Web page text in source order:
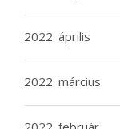
2022. április
2022. március